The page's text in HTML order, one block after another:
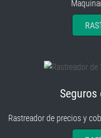
Rastreador de precios y